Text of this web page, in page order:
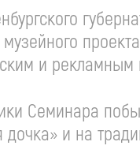
и
Семинара
дочка» и на